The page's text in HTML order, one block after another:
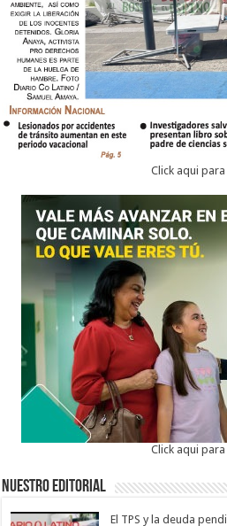
Click aqui
Click aqui
Nuestro Editorial
El TPS y la deuda